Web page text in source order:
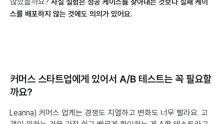
사실 실험은 성공 케이스를 찾아내는 것보다 실패 케이
스를 배포하지 않는 것에도 의의가 있어요.
커머스 스타트업에게 있어서 A/B 테스트는 꼭 필요할
까요?
Leanna) 커머스 업계는 경쟁도 치열하고 변화도 너무 빨라요. 고